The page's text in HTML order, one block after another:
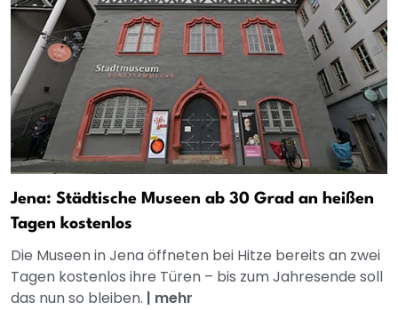
Jena: Städtische Museen ab 30 Grad an heißen
Tagen kostenlos
Die Museen in Jena öffneten bei Hitze bereits an zwei
Tagen kostenlos ihre Türen – bis zum Jahresende soll
das nun so bleiben. | mehr